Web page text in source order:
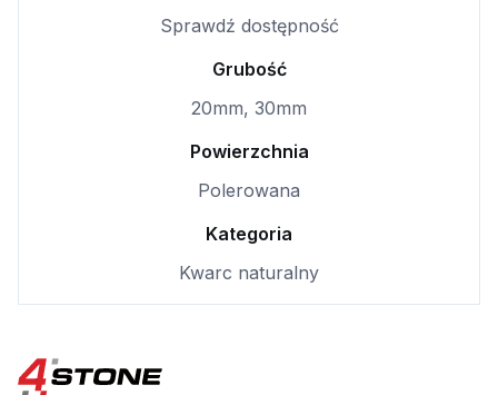
Sprawdź dostępność
Grubość
20mm, 30mm
Powierzchnia
Polerowana
Kategoria
Kwarc naturalny